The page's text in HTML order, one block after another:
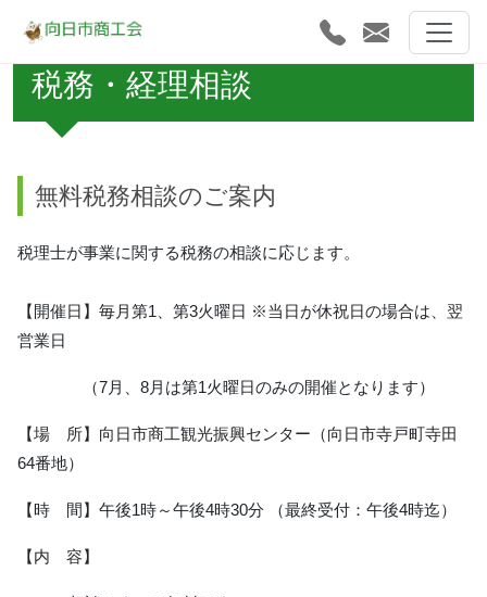
税務・経理相談
無料税務相談のご案内
税理士が事業に関する税務の相談に応じます。
【開催日】毎月第1、第3火曜日 ※当日が休祝日の場合は、翌
営業日
（7月、8月は第1火曜日のみの開催となります）
【場 所】向日市商工観光振興センター（向日市寺戸町寺田
64番地）
【時 間】午後1時～午後4時30分 （最終受付：午後4時迄）
【内 容】